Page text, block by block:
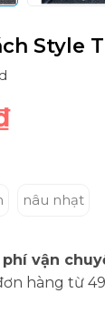
Style
nâu nhạt
phí vận
hàng từ